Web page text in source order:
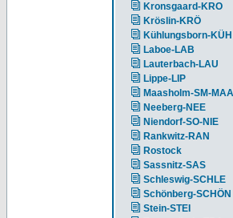
Kronsgaard-KRO
Kröslin-KRÖ
Kühlungsborn-KÜH
Laboe-LAB
Lauterbach-LAU
Lippe-LIP
Maasholm-SM-MAA
Neeberg-NEE
Niendorf-SO-NIE
Rankwitz-RAN
Rostock
Sassnitz-SAS
Schleswig-SCHLE
Schönberg-SCHÖN
Stein-STEI